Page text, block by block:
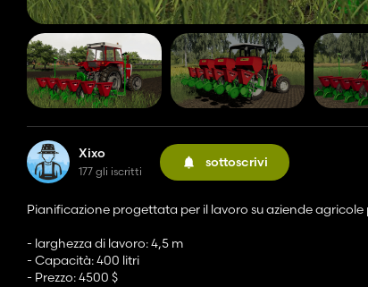
Xixo
177 gli iscritti
sottoscrivi
Pianificazione progettata per il lavoro su aziende agricole
- larghezza di lavoro: 4,5 m
- Capacità: 400 litri
- Prezzo: 4500 $